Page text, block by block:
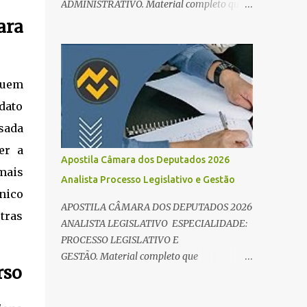
a
e Direito Administrativo). 🔄 2. Revisão
ADMINISTRATIVO. Material completo que
exigidos no edital para esse cargo.
Oportunidade de Ouro: R$ 30,8 mil iniciais O
edital do Concurso Câmara dos Deputados
2026 já é realidade, e o cargo de Analista
Legislativo (Processo Legislativo e Gestão) se
destaca como uma das melhores
oportunidades do ano. Com exigência de
nível superior em qualquer área, o certame
oferece 35 vagas imediatas e salários que
ultrapassam os R$ 30 mil . O que estudar
para Processo Legislativo e Gestão? Para
vencer a concorrência da banca Cebraspe , o
candidato precisa dominar o conteúdo
Apostila Câmara dos Deputados 2026
Analista Processo Legislativo e Gestão
APOSTILA CÂMARA DOS DEPUTADOS 2026
ANALISTA LEGISLATIVO ESPECIALIDADE:
PROCESSO LEGISLATIVO E
GESTÃO. Material completo que